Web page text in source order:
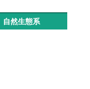
自然生態系